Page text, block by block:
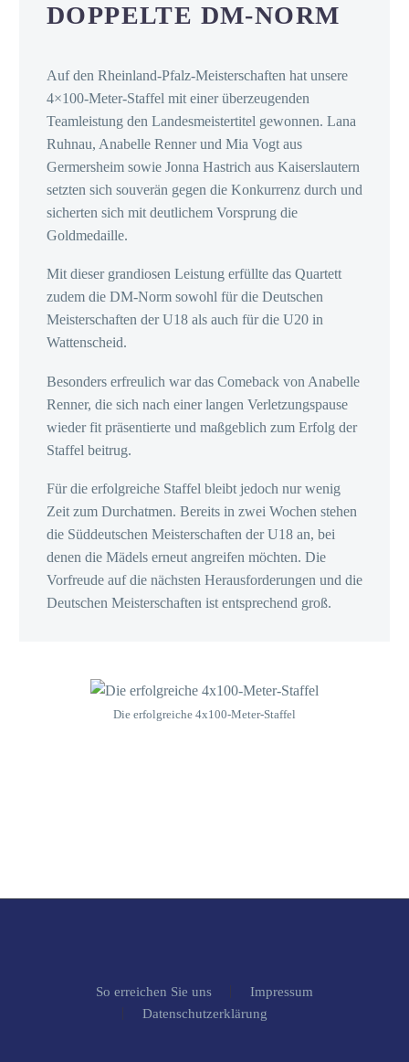
DOPPELTE DM-NORM
Auf den Rheinland-Pfalz-Meisterschaften hat unsere
4×100-Meter-Staffel mit einer überzeugenden
Teamleistung den Landesmeistertitel gewonnen. Lana
Ruhnau, Anabelle Renner und Mia Vogt aus
Germersheim sowie Jonna Hastrich aus Kaiserslautern
setzten sich souverän gegen die Konkurrenz durch und
sicherten sich mit deutlichem Vorsprung die
Goldmedaille.
Mit dieser grandiosen Leistung erfüllte das Quartett
zudem die DM-Norm sowohl für die Deutschen
Meisterschaften der U18 als auch für die U20 in
Wattenscheid.
Besonders erfreulich war das Comeback von Anabelle
Renner, die sich nach einer langen Verletzungspause
wieder fit präsentierte und maßgeblich zum Erfolg der
Staffel beitrug.
Für die erfolgreiche Staffel bleibt jedoch nur wenig
Zeit zum Durchatmen. Bereits in zwei Wochen stehen
die Süddeutschen Meisterschaften der U18 an, bei
denen die Mädels erneut angreifen möchten. Die
Vorfreude auf die nächsten Herausforderungen und die
Deutschen Meisterschaften ist entsprechend groß.
Die erfolgreiche 4x100-Meter-Staffel
So erreichen Sie uns
Impressum
Datenschutzerklärung